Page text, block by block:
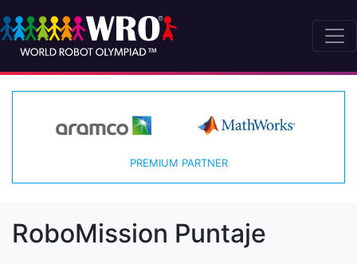
PREMIUM PARTNER
RoboMission Puntaje